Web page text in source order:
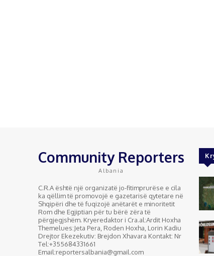
Community Reporters
Albania
C.R.A është një organizatë jo-fitimprurëse e cila
ka qëllim të promovojë e gazetarisë qytetare në
Shqipëri dhe të fuqizojë anëtarët e minoritetit
Rom dhe Egjiptian për tu bërë zëra të
përgjegjshëm. Kryeredaktor i Cra.al:Ardit Hoxha
Themelues:Jeta Pera, Roden Hoxha, Lorin Kadiu
Drejtor Ekezekutiv: Brejdon Xhavara Kontakt: Nr
Tel:+355684331661
Email:reportersalbania@gmail.com